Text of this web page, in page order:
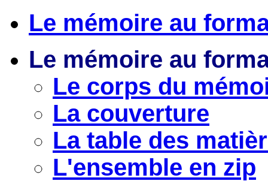
Le mémoire au
Le mémoire au
Le corps du
La couverture
La table des
L'ensemble en zip